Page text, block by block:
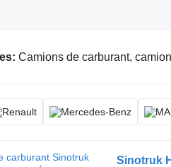
Camions de carburant,
Sinotruk